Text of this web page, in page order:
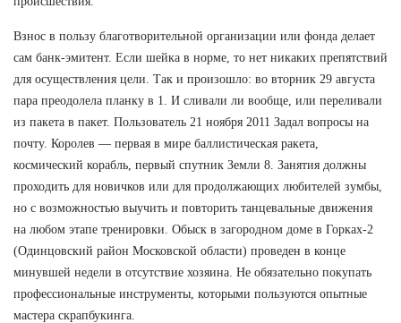
Взнос в пользу благотворительной организации или фонда делает
сам банк-эмитент. Если шейка в норме, то нет никаких препятствий
для осуществления цели. Так и произошло: во вторник 29 августа
пара преодолела планку в 1. И сливали ли вообще, или переливали
из пакета в пакет. Пользователь 21 ноября 2011 Задал вопросы на
почту. Королев — первая в мире баллистическая ракета,
космический корабль, первый спутник Земли 8. Занятия должны
проходить для новичков или для продолжающих любителей зумбы,
но с возможностью выучить и повторить танцевальные движения
на любом этапе тренировки. Обыск в загородном доме в Горках-2
(Одинцовский район Московской области) проведен в конце
минувшей недели в отсутствие хозяина. Не обязательно покупать
профессиональные инструменты, которыми пользуются опытные
мастера скрапбукинга.